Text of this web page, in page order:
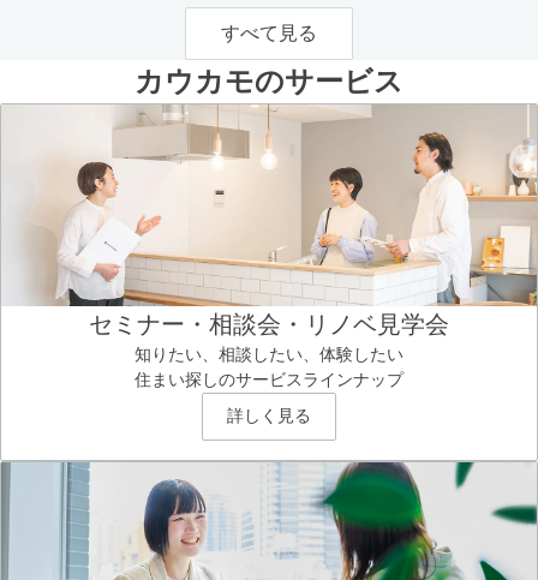
すべて見る
カウカモのサービス
セミナー・相談会・リノベ見学会
知りたい、相談したい、体験したい
住まい探しのサービスラインナップ
詳しく見る